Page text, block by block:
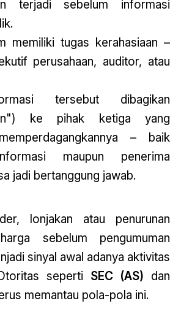
terjadi sebelum informasi
memiliki tugas kerahasiaan –
perusahaan, auditor, atau
tersebut dibagikan
ke pihak ketiga yang
– baik
maupun penerima
jadi bertanggung jawab.
lonjakan atau penurunan
sebelum pengumuman
sinyal awal adanya aktivitas
seperti SEC (AS) dan
memantau pola-pola ini.